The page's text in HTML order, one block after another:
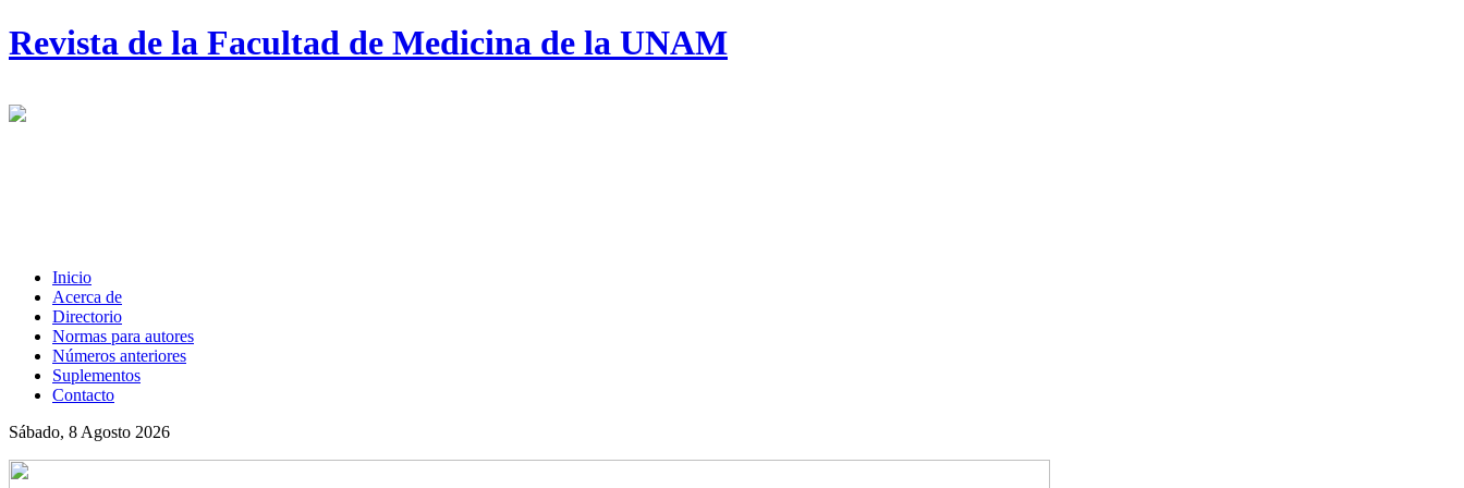
Revista de la Facultad de Medicina de la UNAM
Inicio
Acerca de
Directorio
Normas para autores
Números anteriores
Suplementos
Contacto
Sábado, 8 Agosto 2026